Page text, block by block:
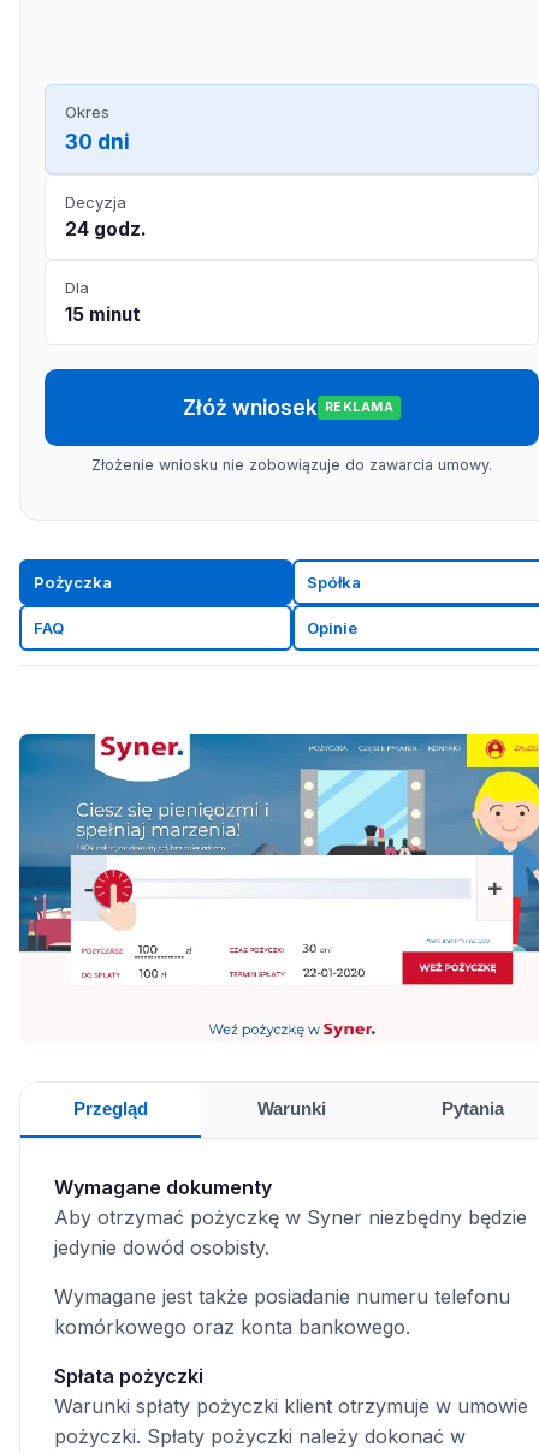
Okres
30 dni
Decyzja
24 godz.
Dla
15 minut
Złóż wniosek REKLAMA
Złożenie wniosku nie zobowiązuje do zawarcia umowy.
Pożyczka Spółka
FAQ Opinie
Przegląd Warunki Pytania
Wymagane dokumenty
Aby otrzymać pożyczkę w Syner niezbędny będzie
jedynie dowód osobisty.
Wymagane jest także posiadanie numeru telefonu
komórkowego oraz konta bankowego.
Spłata pożyczki
Warunki spłaty pożyczki klient otrzymuje w umowie
pożyczki. Spłaty pożyczki należy dokonać w